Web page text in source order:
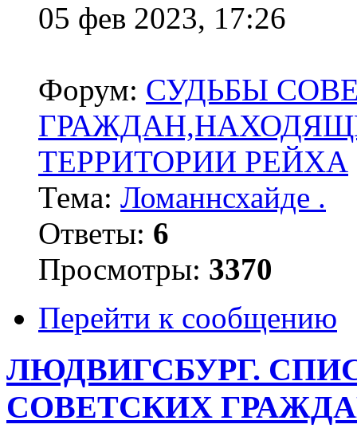
05 фев 2023, 17:26
Форум: СУДЬБЫ
ТЕРРИТОРИИ РЕЙХА
Тема: Ломаннсхайде .
Ответы: 6
Просмотры: 3370
Перейти к сообщению
ЛЮДВИГСБУРГ.
СОВЕТСКИХ